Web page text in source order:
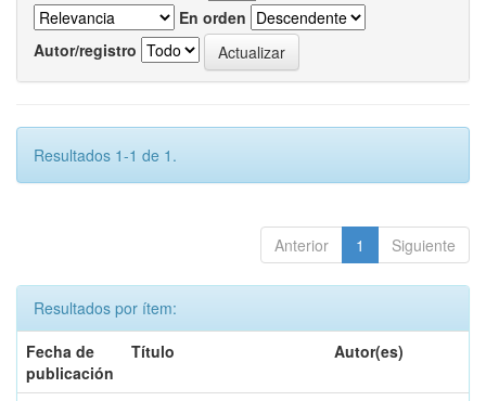
En orden
Autor/registro
Resultados 1-1 de 1.
Anterior 1 Siguiente
Resultados por ítem:
Fecha de
publicación
Título Autor(es)